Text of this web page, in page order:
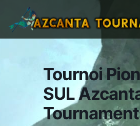
Tournoi
SUL